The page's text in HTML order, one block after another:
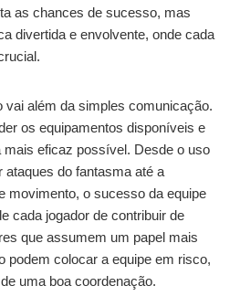
as chances de sucesso, mas
divertida e envolvente, onde cada
vai além da simples comunicação.
os equipamentos disponíveis e
eficaz possível. Desde o uso
do fantasma até a
movimento, o sucesso da equipe
cada jogador de contribuir de
que assumem um papel mais
podem colocar a equipe em risco,
uma boa coordenação.